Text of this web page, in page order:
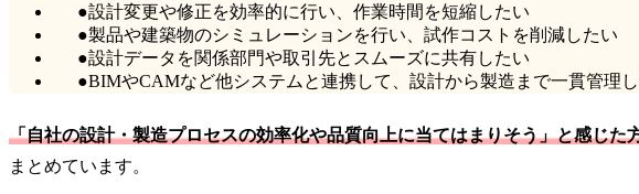
●設計変更や修正を効率的に行い、作業時間を短縮したい
●製品や建築物のシミュレーションを行い、試作コストを削減したい
●設計データを関係部門や取引先とスムーズに共有したい
●BIMやCAMなど他システムと連携して、設計から製造まで一貫管理
「自社の設計・製造プロセスの効率化や品質向上に当てはまりそう」と感じた
まとめています。